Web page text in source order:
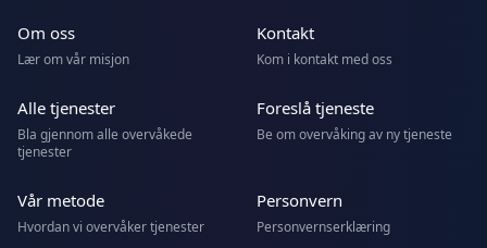
Om oss
Lær om vår misjon
Kontakt
Kom i kontakt med oss
Alle tjenester
Bla gjennom alle overvåkede
tjenester
Foreslå tjeneste
Be om overvåking av ny tjeneste
Vår metode
Hvordan vi overvåker tjenester
Personvern
Personvernserklæring